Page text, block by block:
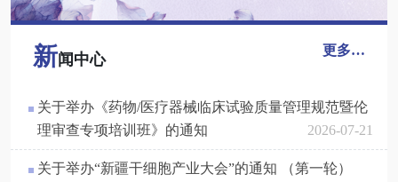
更多…
新闻中心
关于举办《药物/医疗器械临床试验质量管理规范暨伦
理审查专项培训班》的通知
2026-07-21
关于举办“新疆干细胞产业大会”的通知 （第一轮）